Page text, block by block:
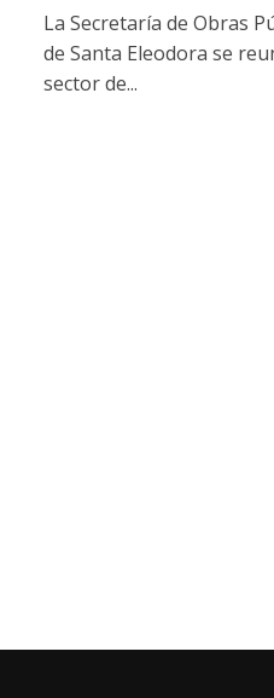
La Secretaría de Obras
de Santa Eleodora se
sector de...